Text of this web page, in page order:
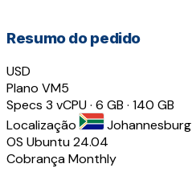
Resumo do pedido
USD
Plano VM5
Specs 3 vCPU · 6 GB · 140 GB
Localização
Johannesburg
OS Ubuntu 24.04
CobrançaMonthly